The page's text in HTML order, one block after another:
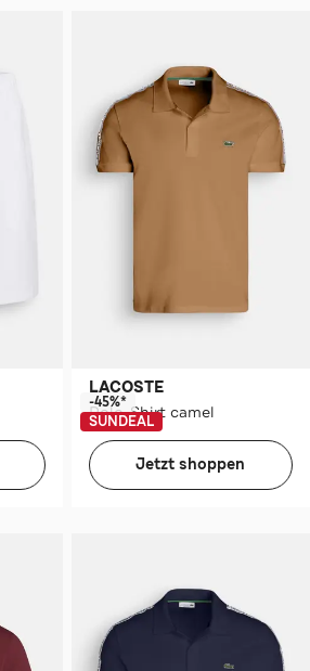
LACOSTE
Polo-Shirt camel
-45%*
SUNDEAL
Jetzt shoppen